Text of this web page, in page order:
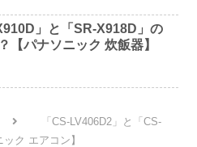
」と「SR-X918D」の
【パナソニック 炊飯器】
「CS-LV406D2」と「CS-
ク エアコン】